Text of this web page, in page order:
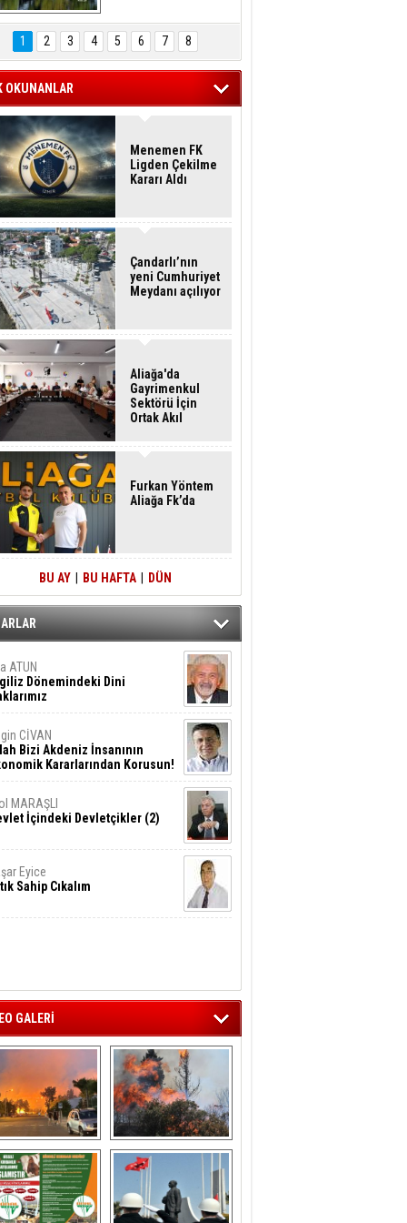
Hasan Eser'in
Objektifinden
1 2 3 4 5 6 7 8
OKUNANLAR
Menemen FK
Ligden Çekilme
Kararı Aldı
Çandarlı’nın
yeni Cumhuriyet
Meydanı açılıyor
Aliağa'da
Gayrimenkul
Sektörü İçin
Ortak Akıl
Furkan Yöntem
Aliağa Fk’da
BU AY BU HAFTA DÜN
ATUN
Dönemindeki Dini
CİVAN
Bizi Akdeniz İnsanının
Kararlarından Korusun!
MARAŞLI
İçindeki Devletçikler (2)
Eyice
Sahip Cıkalım
GALERİ
‘da  otluk
alanda çıkan
yangın evlere
sıçramadan
söndürüldü
Aliağa'nın Ciğerleri